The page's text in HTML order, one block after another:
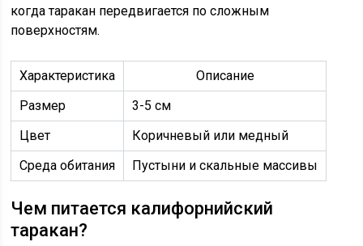
когда таракан передвигается по сложным
поверхностям.
Характеристика
Описание
Размер
3-5 см
Цвет
Коричневый или медный
Среда обитания
Пустыни и скальные массивы
Чем питается калифорнийский
таракан?